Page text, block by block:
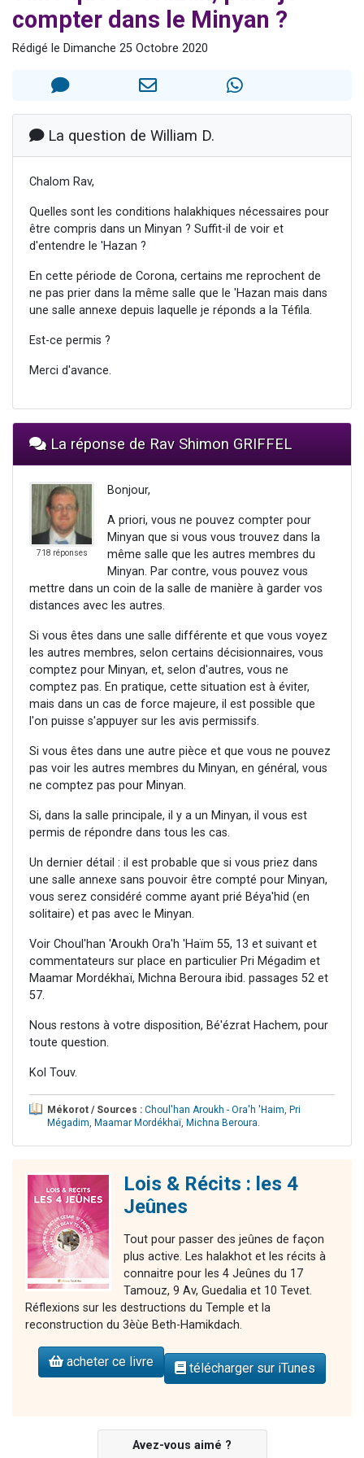
12 nouvelles musiques dans Torah-Box Music
2 personnes viennent de nous rejoindre sur WhatsApp
compter dans le Minyan ?
Rédigé le Dimanche 25 Octobre 2020
La question de William D.
Chalom Rav,
Quelles sont les conditions halakhiques nécessaires pour
être compris dans un Minyan ? Suffit-il de voir et
d'entendre le 'Hazan ?
En cette période de Corona, certains me reprochent de
ne pas prier dans la même salle que le 'Hazan mais dans
une salle annexe depuis laquelle je réponds a la Téfila.
Est-ce permis ?
Merci d'avance.
La réponse de Rav Shimon GRIFFEL
718 réponses
Bonjour,
A priori, vous ne pouvez compter pour
Minyan que si vous vous trouvez dans la
même salle que les autres membres du
Minyan. Par contre, vous pouvez vous
mettre dans un coin de la salle de manière à garder vos
distances avec les autres.
Si vous êtes dans une salle différente et que vous voyez
les autres membres, selon certains décisionnaires, vous
comptez pour Minyan, et, selon d'autres, vous ne
comptez pas. En pratique, cette situation est à éviter,
mais dans un cas de force majeure, il est possible que
l'on puisse s'appuyer sur les avis permissifs.
Si vous êtes dans une autre pièce et que vous ne pouvez
pas voir les autres membres du Minyan, en général, vous
ne comptez pas pour Minyan.
Si, dans la salle principale, il y a un Minyan, il vous est
permis de répondre dans tous les cas.
Un dernier détail : il est probable que si vous priez dans
une salle annexe sans pouvoir être compté pour Minyan,
vous serez considéré comme ayant prié Béya'hid (en
solitaire) et pas avec le Minyan.
Voir Choul'han 'Aroukh Ora'h 'Haïm 55, 13 et suivant et
commentateurs sur place en particulier Pri Mégadim et
Maamar Mordékhaï, Michna Beroura ibid. passages 52 et
57.
Nous restons à votre disposition, Bé'ézrat Hachem, pour
toute question.
Kol Touv.
Mékorot / Sources : Choul'han Aroukh - Ora'h 'Haim, Pri
Mégadim, Maamar Mordékhaï, Michna Beroura.
Lois & Récits : les 4
Jeûnes
Tout pour passer des jeûnes de façon
plus active. Les halakhot et les récits à
connaitre pour les 4 Jeûnes du 17
Tamouz, 9 Av, Guedalia et 10 Tevet.
Réflexions sur les destructions du Temple et la
reconstruction du 3èùe Beth-Hamikdach.
acheter ce livre télécharger sur iTunes
Avez-vous aimé ?